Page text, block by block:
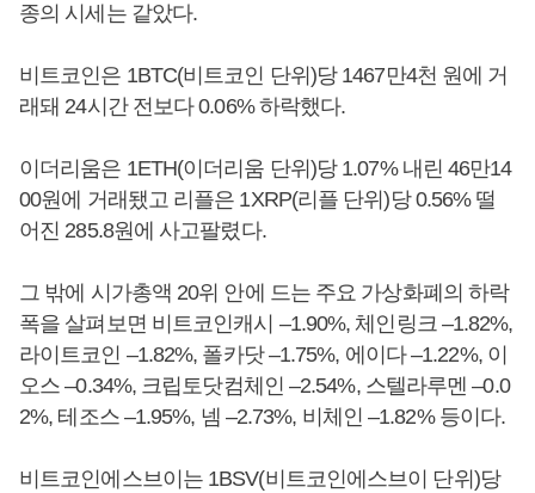
종의 시세는 같았다.
비트코인은 1BTC(비트코인 단위)당 1467만4천 원에 거
래돼 24시간 전보다 0.06% 하락했다.
이더리움은 1ETH(이더리움 단위)당 1.07% 내린 46만14
00원에 거래됐고 리플은 1XRP(리플 단위)당 0.56% 떨
어진 285.8원에 사고팔렸다.
그 밖에 시가총액 20위 안에 드는 주요 가상화폐의 하락
폭을 살펴보면 비트코인캐시 –1.90%, 체인링크 –1.82%,
라이트코인 –1.82%, 폴카닷 –1.75%, 에이다 –1.22%, 이
오스 –0.34%, 크립토닷컴체인 –2.54%, 스텔라루멘 –0.0
2%, 테조스 –1.95%, 넴 –2.73%, 비체인 –1.82% 등이다.
비트코인에스브이는 1BSV(비트코인에스브이 단위)당